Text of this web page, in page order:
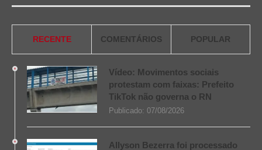
RECENTE COMENTÁRIOS POPULAR
Vídeo: Movimentos sociais
protestam com faixas: Prefeito
TikTok não governa o RN
Publicado: 07/08/2026
Allyson Bezerra foi processado